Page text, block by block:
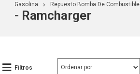
Gasolina
Repuesto Bomba De Combustible
- Ramcharger
Filtros